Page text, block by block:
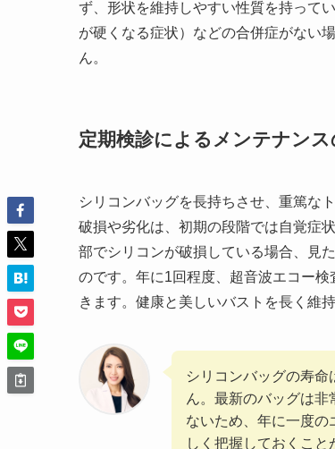
ず、形状を維持しやすい性質を持って
が硬くなる症状）などの合併症がない
ん。
定期検診によるメンテナンス
シリコンバッグを長持ちさせ、重篤な
破損や劣化は、初期の段階では自覚症
部でシリコンが破損している場合、見
のです。年に1回程度、超音波エコー
きます。健康と美しいバストを長く維
シリコンバッグの寿
ん。最新のバッグは
ないため、年に一度の
しく把握しておくこと